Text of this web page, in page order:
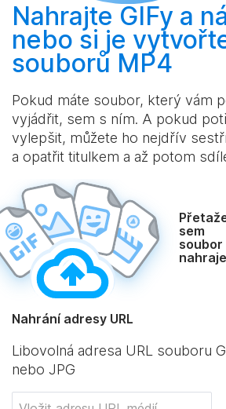
Nahrajte GIFy a
nebo si je
souborů MP4
Pokud máte soubor, který vám
vyjádřit, sem s ním. A pokud
vylepšit, můžete ho nejdřív
a opatřit titulkem a až potom
sem
soubor
Nahrání adresy URL
Libovolná adresa URL souboru
nebo JPG